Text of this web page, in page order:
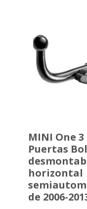
MINI One 3
Puertas
horizontal
de 2006-